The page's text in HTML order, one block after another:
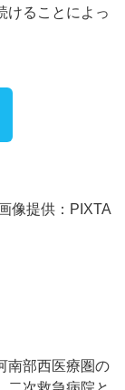
けることによっ
像提供：PIXTA
南部西医療圏の